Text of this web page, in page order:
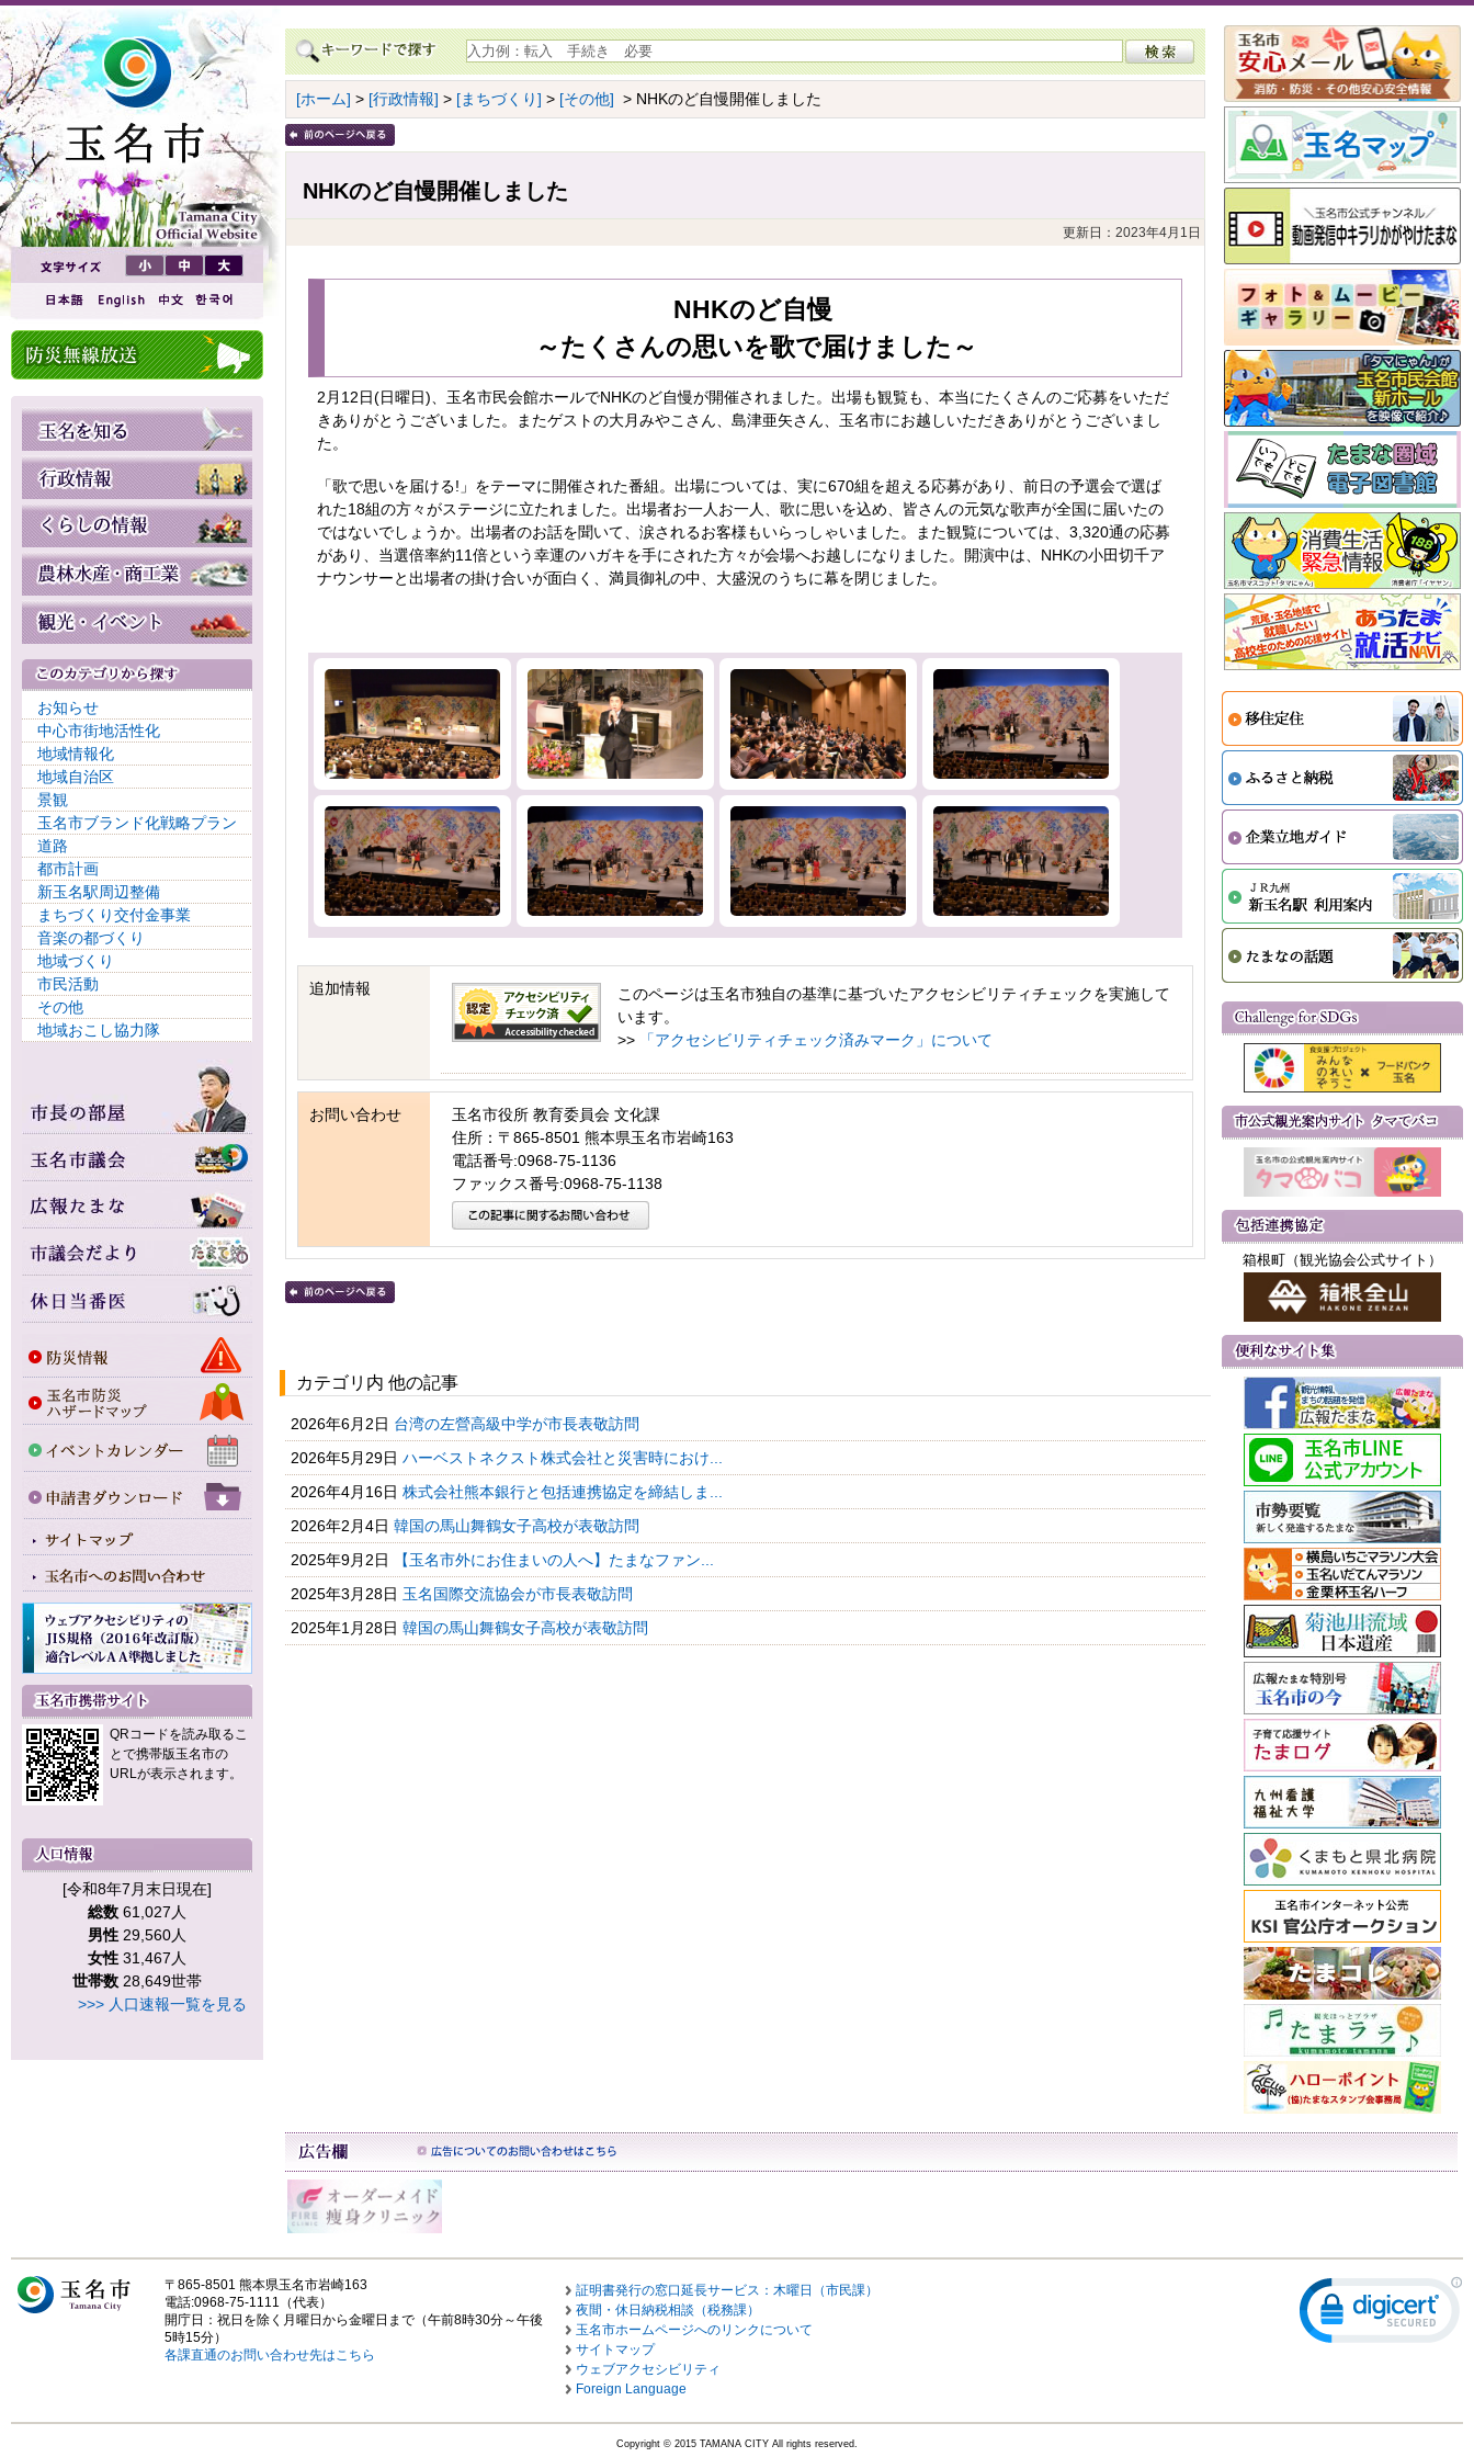
お知らせ
中心市街地活性化
地域情報化
地域自治区
景観
玉名市ブランド化戦略プラン
道路
都市計画
新玉名駅周辺整備
まちづくり交付金事業
音楽の都づくり
地域づくり
市民活動
その他
地域おこし協力隊
QRコードを読み取るこ
とで携帯版玉名市の
URLが表示されます。
[令和8年7月末日現在]
総数 61,027人
男性 29,560人
女性 31,467人
世帯数 28,649世帯
>>> 人口速報一覧を見る
[ホーム] > [行政情報] > [まちづくり] > [その他] > NHKのど自慢開催しました
NHKのど自慢開催しました
更新日：2023年4月1日
NHKのど自慢
～たくさんの思いを歌で届けました～
2月12日(日曜日)、玉名市民会館ホールでNHKのど自慢が開催されました。出場も観覧も、本当にたくさんのご応募をいただ
きありがとうございました。またゲストの大月みやこさん、島津亜矢さん、玉名市にお越しいただきありがとうございまし
た。
「歌で思いを届ける!」をテーマに開催された番組。出場については、実に670組を超える応募があり、前日の予選会で選ば
れた18組の方々がステージに立たれました。出場者お一人お一人、歌に思いを込め、皆さんの元気な歌声が全国に届いたの
ではないでしょうか。出場者のお話を聞いて、涙されるお客様もいらっしゃいました。また観覧については、3,320通の応募
があり、当選倍率約11倍という幸運のハガキを手にされた方々が会場へお越しになりました。開演中は、NHKの小田切千ア
ナウンサーと出場者の掛け合いが面白く、満員御礼の中、大盛況のうちに幕を閉じました。
追加情報
このページは玉名市独自の基準に基づいたアクセシビリティチェックを実施して
います。
>>
「アクセシビリティチェック済みマーク」について
お問い合わせ
玉名市役所 教育委員会 文化課
住所：〒865-8501 熊本県玉名市岩崎163
電話番号:0968-75-1136
ファックス番号:0968-75-1138
カテゴリ内 他の記事
2026年6月2日 台湾の左營高級中学が市長表敬訪問
2026年5月29日 ハーベストネクスト株式会社と災害時におけ...
2026年4月16日 株式会社熊本銀行と包括連携協定を締結しま...
2026年2月4日 韓国の馬山舞鶴女子高校が表敬訪問
2025年9月2日
【玉名市外にお住まいの人へ】たまなファン...
2025年3月28日 玉名国際交流協会が市長表敬訪問
2025年1月28日 韓国の馬山舞鶴女子高校が表敬訪問
箱根町（観光協会公式サイト）
〒865-8501 熊本県玉名市岩崎163
電話:0968-75-1111（代表）
開庁日：祝日を除く月曜日から金曜日まで（午前8時30分～午後
5時15分）
各課直通のお問い合わせ先はこちら
証明書発行の窓口延長サービス：木曜日（市民課）
夜間・休日納税相談（税務課）
玉名市ホームページへのリンクについて
サイトマップ
ウェブアクセシビリティ
Foreign Language
Copyright © 2015 TAMANA CITY All rights reserved.